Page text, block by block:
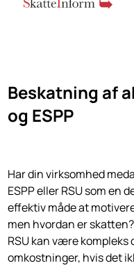
Beskatning af
og ESPP
Har din virksomhed
ESPP eller RSU som en
effektiv måde at
men hvordan er
RSU kan være
omkostninger, hvis det